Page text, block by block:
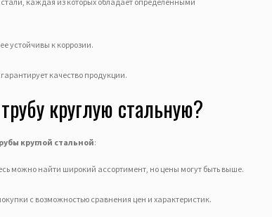
устойчивы к коррозии.
качество продукции.
круглую стальную?
круглой стальной:
можно найти широкий ассортимент, но цены могут быть выше.
с возможностью сравнения цен и характеристик.